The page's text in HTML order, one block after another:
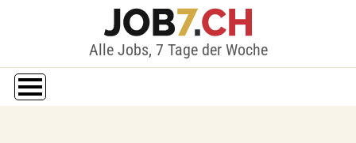
Alle Jobs, 7 Tage der Woche